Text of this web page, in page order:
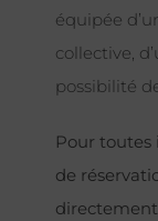
équipée
collective,
possibilité
Pour
de
directement